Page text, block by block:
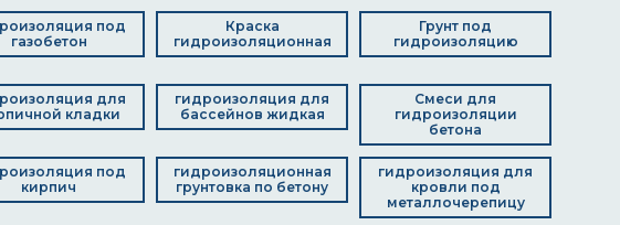
под
газобетон
Краска
гидроизоляционная
Грунт под
гидроизоляцию
для
кладки
гидроизоляция для
бассейнов жидкая
Смеси для
гидроизоляции
бетона
под
кирпич
гидроизоляционная
грунтовка по бетону
гидроизоляция для
кровли под
металлочерепицу